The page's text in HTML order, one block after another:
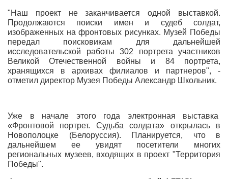
"Наш проект не заканчивается одной выставкой.
Продолжаются поиски имен и судеб солдат,
изображенных на фронтовых рисунках. Музей Победы
передал поисковикам для дальнейшей
исследовательской работы 302 портрета участников
Великой Отечественной войны и 84 портрета,
хранящихся в архивах филиалов и партнеров", -
отметил директор Музея Победы Александр Школьник.
Уже в начале этого года электронная выставка
«Фронтовой портрет. Судьба солдата» открылась в
Новополоцке (Белоруссия). Планируется, что в
дальнейшем ее увидят посетители многих
региональных музеев, входящих в проект "Территория
Победы".